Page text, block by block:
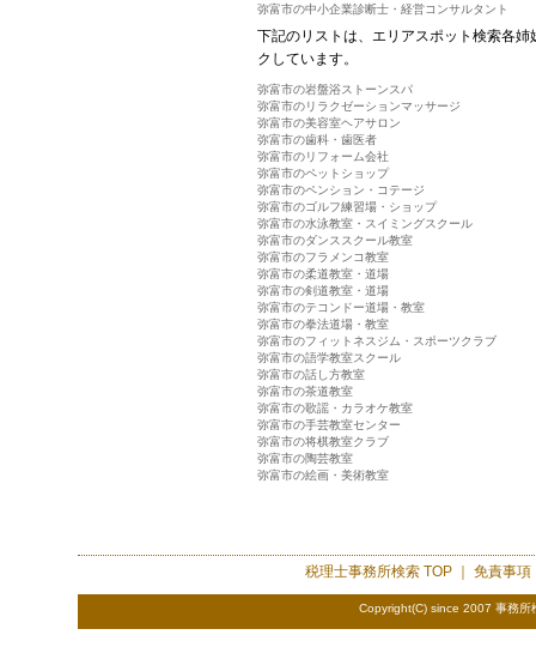
弥富市の中小企業診断士・経営コンサルタント
下記のリストは、エリアスポット検索各
クしています。
弥富市の岩盤浴ストーンスパ
弥富市のリラクゼーションマッサージ
弥富市の美容室ヘアサロン
弥富市の歯科・歯医者
弥富市のリフォーム会社
弥富市のペットショップ
弥富市のペンション・コテージ
弥富市のゴルフ練習場・ショップ
弥富市の水泳教室・スイミングスクール
弥富市のダンススクール教室
弥富市のフラメンコ教室
弥富市の柔道教室・道場
弥富市の剣道教室・道場
弥富市のテコンドー道場・教室
弥富市の拳法道場・教室
弥富市のフィットネスジム・スポーツクラブ
弥富市の語学教室スクール
弥富市の話し方教室
弥富市の茶道教室
弥富市の歌謡・カラオケ教室
弥富市の手芸教室センター
弥富市の将棋教室クラブ
弥富市の陶芸教室
弥富市の絵画・美術教室
税理士事務所検索TOP ｜ 免責事項
Copyright(C) since 2007 事務所